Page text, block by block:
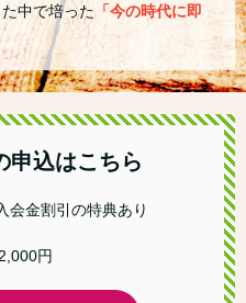
中で培った「今の時代に即
申込はこちら
会金割引の特典あり
円